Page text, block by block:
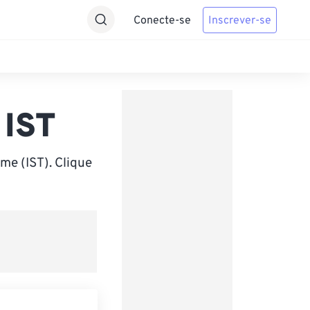
Conecte-se Inscrever-se
(IST). Clique